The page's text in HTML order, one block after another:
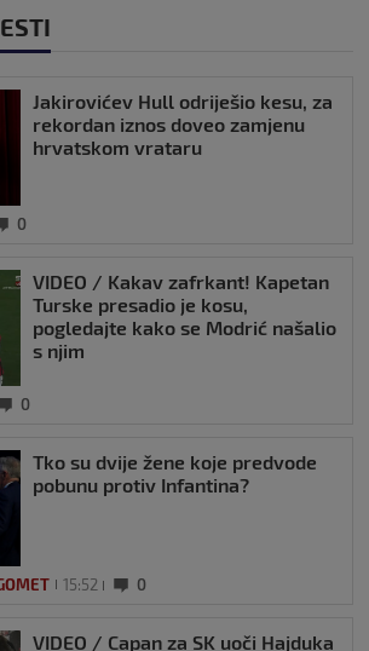
Jakirovićev Hull odriješio kesu, za
rekordan iznos doveo zamjenu
hrvatskom vrataru
0
VIDEO / Kakav zafrkant! Kapetan
Turske presadio je kosu,
pogledajte kako se Modrić našalio
s njim
0
Tko su dvije žene koje predvode
pobunu protiv Infantina?
15:52 0
VIDEO / Capan za SK uoči Hajduka